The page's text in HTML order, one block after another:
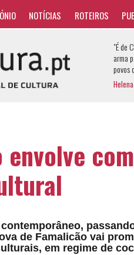
NOTÍCIAS ROTEIROS
"É de
arma
povos
envolve
de Famalicão vai
em regime de